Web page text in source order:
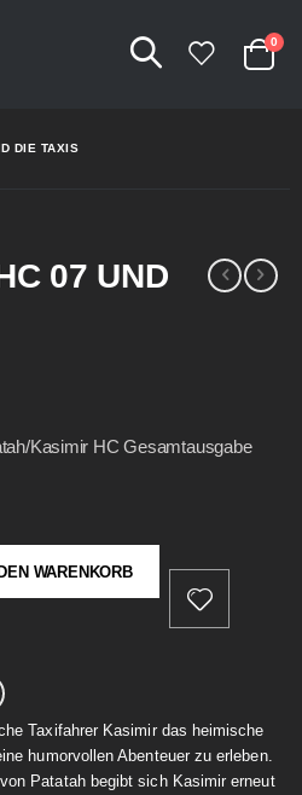
Cart
0
DIE TAXIS
07 UND
Kasimir HC Gesamtausgabe
WARENKORB
Taxifahrer Kasimir das heimische
humorvollen Abenteuer zu erleben.
Patatah begibt sich Kasimir erneut